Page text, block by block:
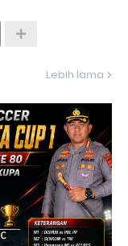
Lebih lama